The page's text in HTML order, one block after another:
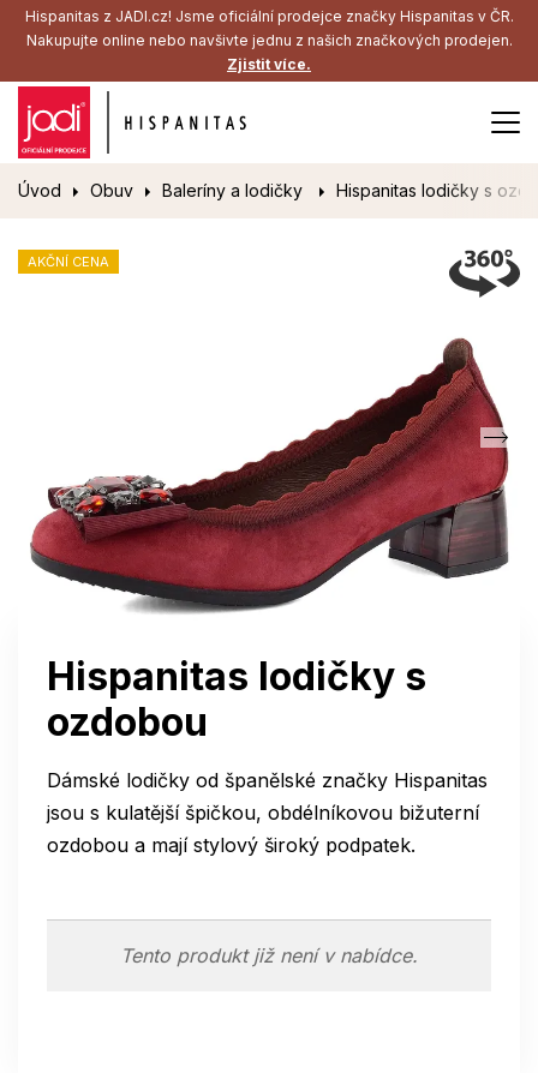
Hispanitas z JADI.cz! Jsme oficiální prodejce značky Hispanitas v ČR.
Nakupujte online nebo navšivte jednu z našich značkových prodejen.
Zjistit více.
Úvod Obuv Baleríny a lodičky Hispanitas lodičky s
AKČNÍ CENA
Hispanitas lodičky s
ozdobou
Dámské lodičky od španělské značky Hispanitas
jsou s kulatější špičkou, obdélníkovou bižuterní
ozdobou a mají stylový široký podpatek.
Tento produkt již není v nabídce.